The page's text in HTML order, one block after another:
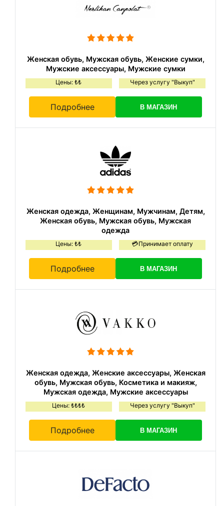
Женская обувь, Мужская обувь, Женские сумки,
Мужские аксессуары, Мужские сумки
Цены: ₺₺ Через услугу "Выкуп"
Подробнее В МАГАЗИН
Женская одежда, Женщинам, Мужчинам, Детям,
Женская обувь, Мужская обувь, Мужская
одежда
Цены: ₺₺ 💳Принимает оплату
Подробнее В МАГАЗИН
Женская одежда, Женские аксессуары, Женская
обувь, Мужская обувь, Косметика и макияж,
Мужская одежда, Мужские аксессуары
Цены: ₺₺₺₺ Через услугу "Выкуп"
Подробнее В МАГАЗИН